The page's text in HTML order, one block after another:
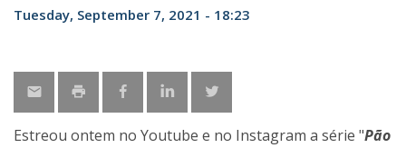
Tuesday, September 7, 2021 - 18:23
Estreou ontem no Youtube e no Instagram a série "Pão